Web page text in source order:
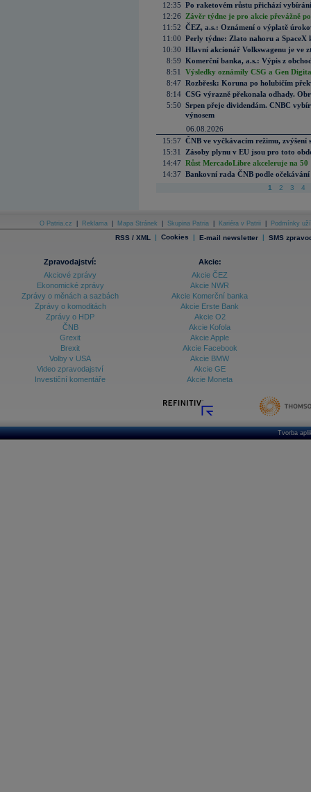
12:35 Po raketovém růstu přichází
12:26
Závěr týdne je pro akcie převážně
11:52 ČEZ, a.s.: Oznámení o výplatě
11:00 Perly týdne: Zlato nahoru a SpaceX
10:30 Hlavní akcionář Volkswagenu je ve
8:59 Komerční banka, a.s.: Výpis z
8:51
Výsledky oznámily CSG a Gen
8:47 Rozbřesk: Koruna po holubičím
8:14 CSG výrazně překonala odhady.
5:50 Srpen přeje dividendám. CNBC
výnosem
06.08.2026
15:57 ČNB ve vyčkávacím režimu, zvýšení
15:31
Zásoby plynu v EU jsou pro toto
14:47 Růst MercadoLibre akceleruje na
14:37 Bankovní rada ČNB podle
1 2 3 4
O Patria.cz Reklama Mapa Stránek Skupina Patria Kariéra v Patrii Podmínky
RSS / XML | Cookies | E-mail newsletter | SMS
Zpravodajství:
Akciové zprávy
Ekonomické zprávy
Zprávy o měnách a sazbách
Zprávy o komoditách
Zprávy o HDP
ČNB
Grexit
Brexit
Volby v USA
Video zpravodajství
Investiční komentáře
Akcie:
Akcie ČEZ
Akcie NWR
Akcie Komerční banka
Akcie Erste Bank
Akcie O2
Akcie Kofola
Akcie Apple
Akcie Facebook
Akcie BMW
Akcie GE
Akcie Moneta
Tvorba